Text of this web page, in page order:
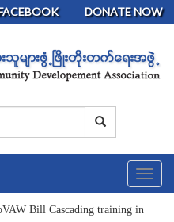
DONATE NOW
T
o
Bill Cascading training in